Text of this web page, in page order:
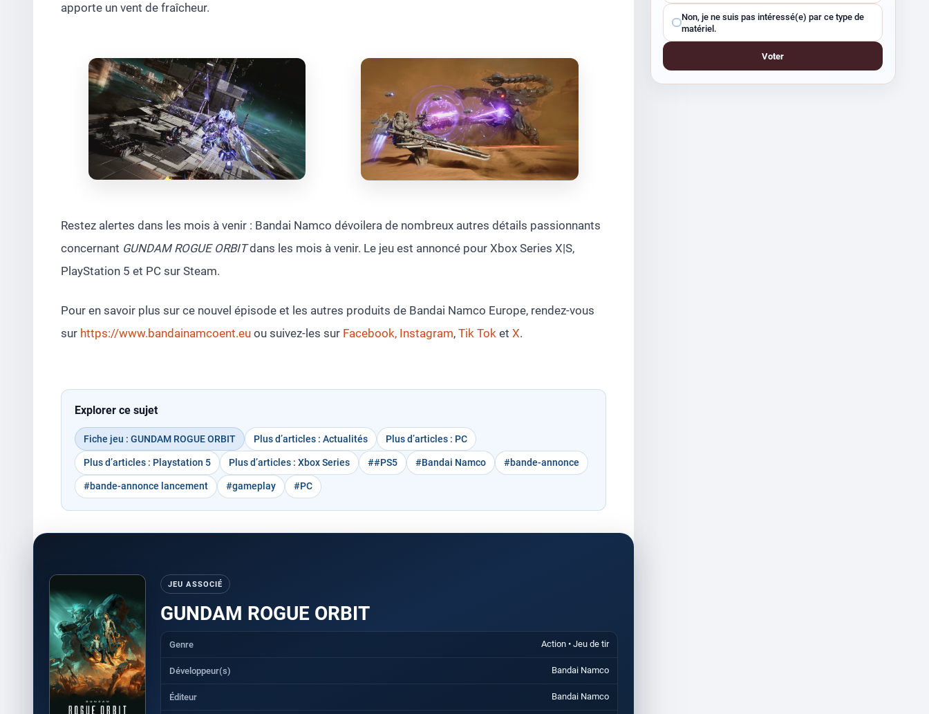
apporte un vent de fraîcheur.
Restez alertes dans les mois à venir : Bandai Namco dévoilera de nombreux autres détails passionnants
concernant GUNDAM ROGUE ORBITdans les mois à venir. Le jeu est annoncé pour Xbox Series X|S,
PlayStation 5 et PC sur Steam.
Pour en savoir plus sur ce nouvel épisode et les autres produits de Bandai Namco Europe, rendez-vous
sur https://www.bandainamcoent.eu ou suivez-les sur Facebook, Instagram, Tik Tok et X.
Explorer ce sujet
Fiche jeu : GUNDAM ROGUE ORBIT Plus d’articles : Actualités Plus d’articles : PC
Plus d’articles : Playstation 5 Plus d’articles : Xbox Series ##PS5 #Bandai Namco #bande-annonce
#bande-annonce lancement #gameplay #PC
JEU ASSOCIÉ
GUNDAM ROGUE ORBIT
Genre Action • Jeu de tir
Développeur(s) Bandai Namco
Éditeur Bandai Namco
Non, je ne suis pas intéressé(e) par ce type de
matériel.
Voter